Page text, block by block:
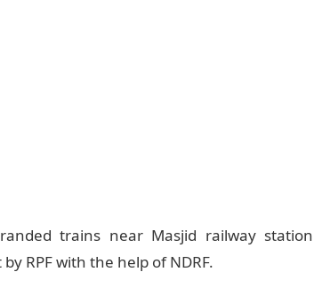
trains near Masjid railway station
RPF with the help of NDRF.